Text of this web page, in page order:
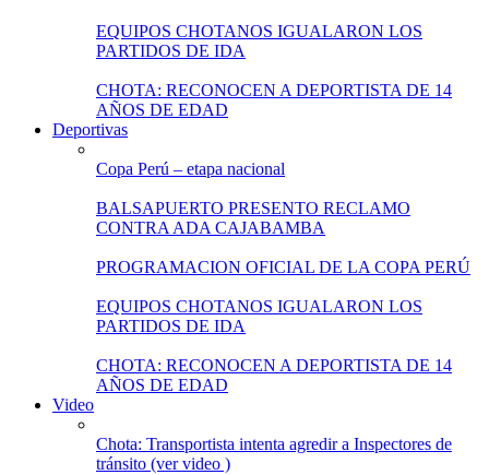
EQUIPOS CHOTANOS IGUALARON LOS
PARTIDOS DE IDA
CHOTA: RECONOCEN A DEPORTISTA DE 14
AÑOS DE EDAD
Deportivas
Copa Perú – etapa nacional
BALSAPUERTO PRESENTO RECLAMO
CONTRA ADA CAJABAMBA
PROGRAMACION OFICIAL DE LA COPA PERÚ
EQUIPOS CHOTANOS IGUALARON LOS
PARTIDOS DE IDA
CHOTA: RECONOCEN A DEPORTISTA DE 14
AÑOS DE EDAD
Video
Chota: Transportista intenta agredir a Inspectores de
tránsito (ver video )